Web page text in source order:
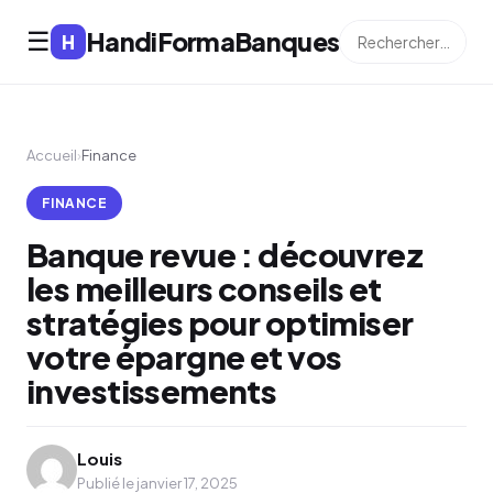
☰ H HandiFormaBanques
Accueil›Finance
FINANCE
Banque revue : découvrez
les meilleurs conseils et
stratégies pour optimiser
votre épargne et vos
investissements
Louis
Publié le janvier 17, 2025